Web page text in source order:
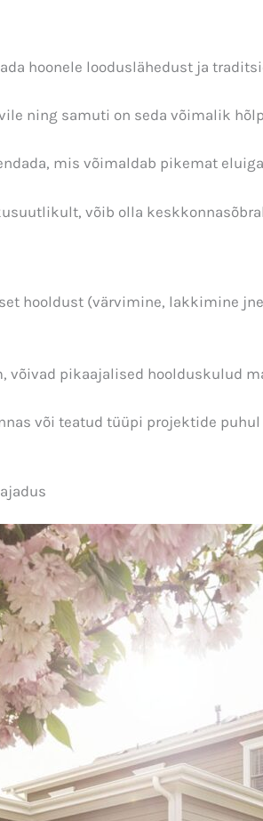
hoonele looduslähedust ja
ning samuti on seda võimalik
mis võimaldab pikemat
võib olla
hooldust (värvimine, lakkimine
võivad pikaajalised hoolduskulud
või teatud tüüpi projektide